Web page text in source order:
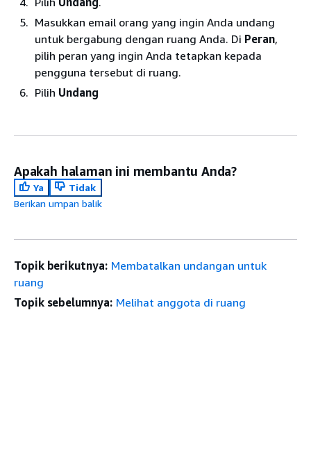
Masukkan email orang yang ingin Anda undang
untuk bergabung dengan ruang Anda. Di Peran,
pilih peran yang ingin Anda tetapkan kepada
pengguna tersebut di ruang.
Pilih Undang
Apakah halaman ini membantu Anda?
Ya
Tidak
Berikan umpan balik
Topik berikutnya: Membatalkan undangan untuk
ruang
Topik sebelumnya: Melihat anggota di ruang